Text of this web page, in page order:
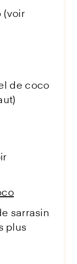
(voir
de coco
sarrasin
plus